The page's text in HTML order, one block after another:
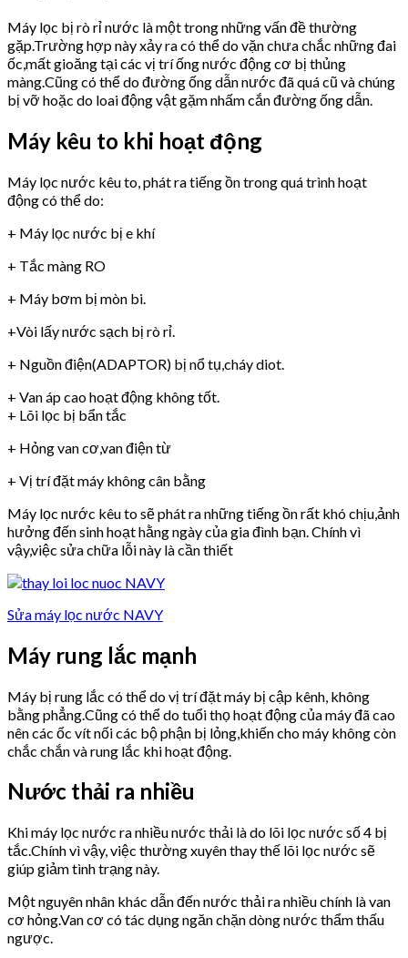
Máy lọc bị rò rỉ nước là một trong những vấn đề thường
gặp.Trường hợp này xảy ra có thể do vặn chưa chắc những đai
ốc,mất gioăng tại các vị trí ống nước động cơ bị thủng
màng.Cũng có thể do đường ống dẫn nước đã quá cũ và chúng
bị vỡ hoặc do loai động vật gặm nhấm cắn đường ống dẫn.
Máy kêu to khi hoạt động
Máy lọc nước kêu to, phát ra tiếng ồn trong quá trình hoạt
động có thể do:
+ Máy lọc nước bị e khí
+ Tắc màng RO
+ Máy bơm bị mòn bi.
+Vòi lấy nước sạch bị rò rỉ.
+ Nguồn điện(ADAPTOR) bị nổ tụ,cháy diot.
+ Van áp cao hoạt động không tốt.
+ Lõi lọc bị bẩn tắc
+ Hỏng van cơ,van điện từ
+ Vị trí đặt máy không cân bằng
Máy lọc nước kêu to sẽ phát ra những tiếng ồn rất khó chịu,ảnh
hưởng đến sinh hoạt hằng ngày của gia đình bạn. Chính vì
vậy,việc sửa chữa lỗi này là cần thiết
Sửa máy lọc nước NAVY
Máy rung lắc mạnh
Máy bị rung lắc có thể do vị trí đặt máy bị cập kênh, không
bằng phẳng.Cũng có thể do tuổi thọ hoạt động của máy đã cao
nên các ốc vít nối các bộ phận bị lỏng,khiến cho máy không còn
chắc chắn và rung lắc khi hoạt động.
Nước thải ra nhiều
Khi máy lọc nước ra nhiều nước thải là do lõi lọc nước số 4 bị
tắc.Chính vì vậy, việc thường xuyên thay thế lõi lọc nước sẽ
giúp giảm tình trạng này.
Một nguyên nhân khác dẫn đến nước thải ra nhiều chính là van
cơ hỏng.Van cơ có tác dụng ngăn chặn dòng nước thẩm thấu
ngược.